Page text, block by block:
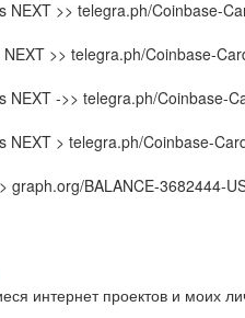
NEXT >> telegra.ph/Coinbase-
>> telegra.ph/Coinbase-
NEXT ->> telegra.ph/Coinbase-
NEXT > telegra.ph/Coinbase-
graph.org/BALANCE-3682444-
интернет проектов и моих